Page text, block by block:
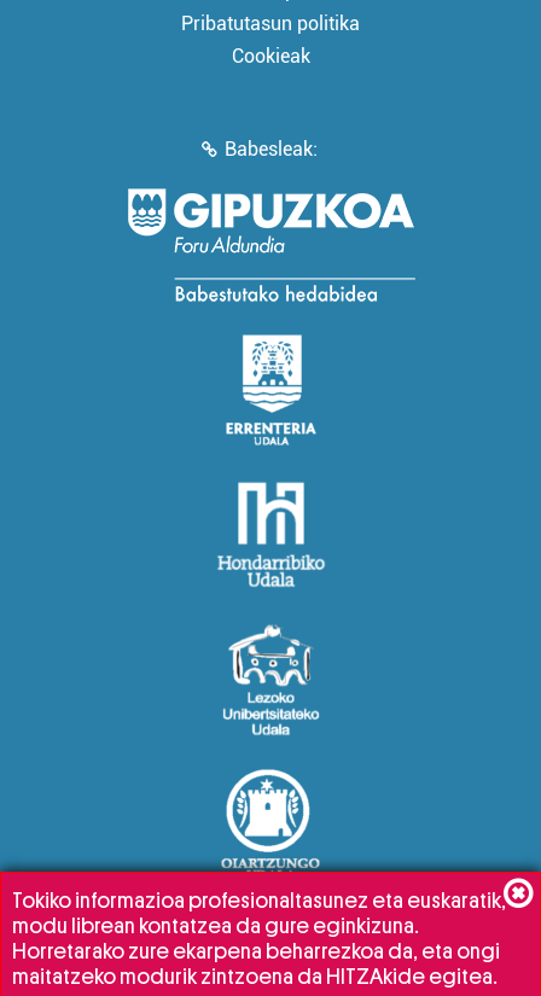
Pribatutasun politika
Cookieak
Babesleak:
Tokiko informazioa profesionaltasunez eta euskaratik,
modu librean kontatzea da gure eginkizuna.
Horretarako zure ekarpena beharrezkoa da, eta ongi
maitatzeko modurik zintzoena da HITZAkide egitea.